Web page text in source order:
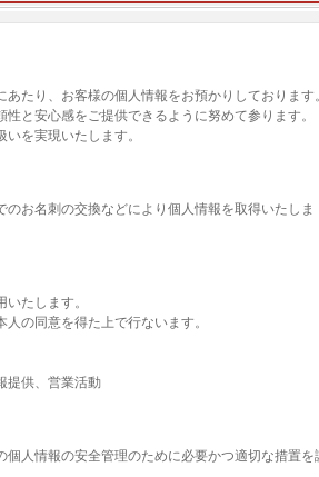
たり、お客様の個人情報をお預かりしております。
と安心感をご提供できるように努めて参ります。
を実現いたします。
お名刺の交換などにより個人情報を取得いたしま
たします。
の同意を得た上で行ないます。
提供、営業活動
人情報の安全管理のために必要かつ適切な措置を